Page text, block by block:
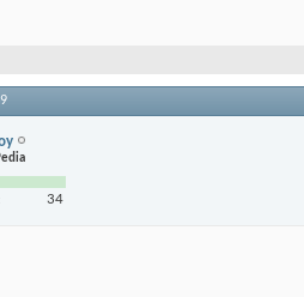
34